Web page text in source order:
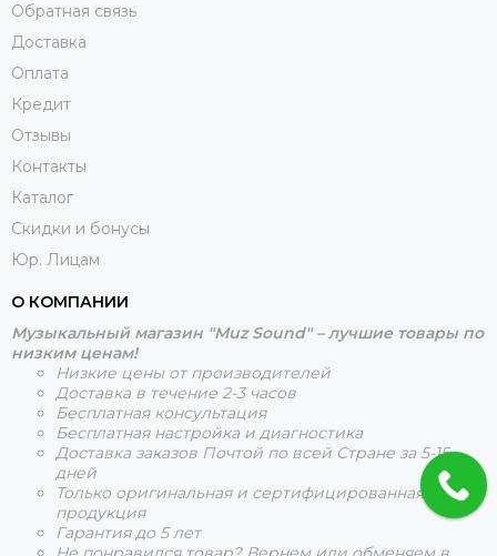
Обратная связь
Доставка
Оплата
Кредит
Отзывы
Контакты
Каталог
Скидки и бонусы
Юр. Лицам
О КОМПАНИИ
Музыкальный магазин "Muz Sound" – лучшие товары по
низким ценам!
Низкие цены от производителей
Доставка в течение 2-3 часов
Бесплатная консультация
Бесплатная настройка и диагностика
Доставка заказов Почтой по всей Стране за 5-15
дней
Только оригинальная и сертифицированная
продукция
Гарантия до 5 лет